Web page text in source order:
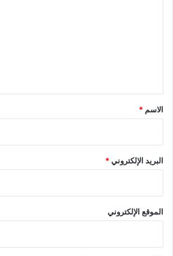
*
الاسم *
البريد الإلكتروني*
الموقع الإلكتروني